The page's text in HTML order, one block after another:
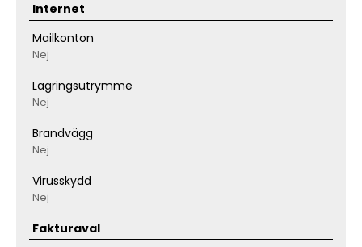
Internet
Mailkonton
Nej
Lagringsutrymme
Nej
Brandvägg
Nej
Virusskydd
Nej
Fakturaval